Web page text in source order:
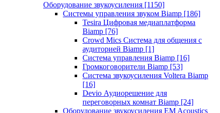
Оборудование звукоусиления [1150]
Системы управления звуком Biamp [186]
Tesira Цифровая медиаплатформа
Biamp [76]
Crowd Mics Система для общения с
аудиторией Biamp [1]
Система управления Biamp [16]
Громкоговорители Biamp [53]
Система звукоусиления Voltera Biamp
[16]
Devio Аудиорешение для
переговорных комнат Biamp [24]
Оборудование звукоусиления EM Acoustics